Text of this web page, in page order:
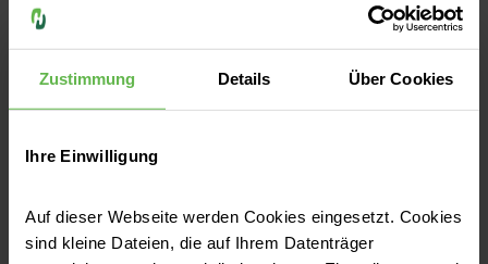
Zustimmung Details Über Cookies
Ihre Einwilligung
Auf dieser Webseite werden Cookies eingesetzt. Cookies
sind kleine Dateien, die auf Ihrem Datenträger
Sie haben eine Frage zum Thema?
Sie haben Fragen zu diesem Thema oder
möchten mehr über das Unternehmen Helios